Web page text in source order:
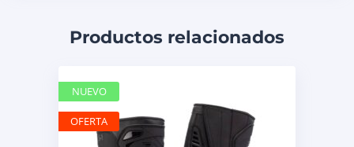
Productos relacionados
NUEVO
OFERTA